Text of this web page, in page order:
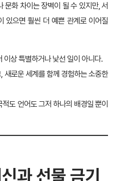
문화 차이는 장벽이 될 수 있지만, 서
있으면 훨씬 더 예쁜 관계로 이어질
이상 특별하거나 낯선 일이 아니다.
새로운 세계를 함께 경험하는 소중한
도 언어도 그저 하나의 배경일 뿐이
과 선물 금기